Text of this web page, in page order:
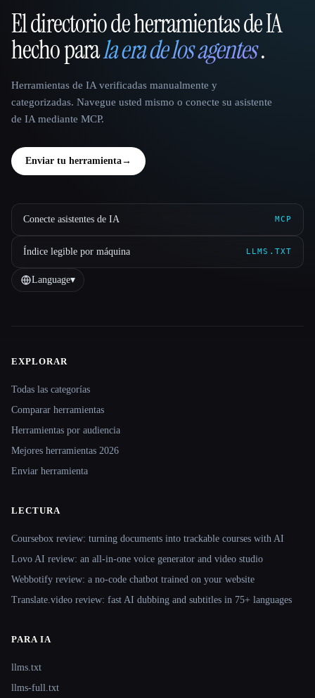
That AI Collection
El directorio de herramientas de IA
hecho parala era de los agentes.
Herramientas de IA verificadas manualmente y
categorizadas. Navegue usted mismo o conecte su asistente
de IA mediante MCP.
Enviar tu herramienta→
Conecte asistentes de IA MCP
Índice legible por máquina LLMS.TXT
Language▾
Site navigation
EXPLORAR
Todas las categorías
Comparar herramientas
Herramientas por audiencia
Mejores herramientas 2026
Enviar herramienta
LECTURA
Coursebox review: turning documents into trackable courses with AI
Lovo AI review: an all-in-one voice generator and video studio
Webbotify review: a no-code chatbot trained on your website
Translate.video review: fast AI dubbing and subtitles in 75+ languages
PARA IA
llms.txt
llms-full.txt